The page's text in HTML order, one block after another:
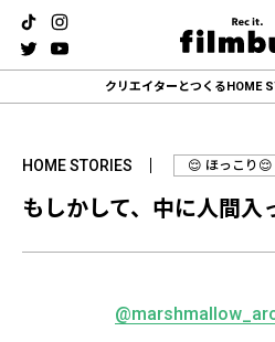
クリエイターとつくるHOME
HOME STORIES 😌 ほっこり😌
もしかして、中に人間入